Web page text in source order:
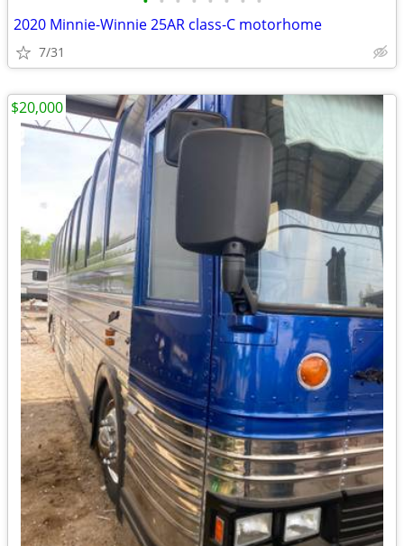
2020 Minnie-Winnie 25AR class-C motorhome
7/31
$20,000